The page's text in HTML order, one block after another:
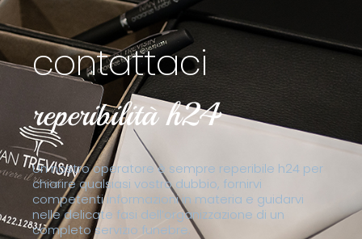
contattaci
reperibilità h24
Un nostro operatore è sempre reperibile h24 per
chiarire qualsiasi vostro dubbio, fornirvi
competenti informazioni in materia e guidarvi
nelle delicate fasi dell’organizzazione di un
completo servizio funebre.